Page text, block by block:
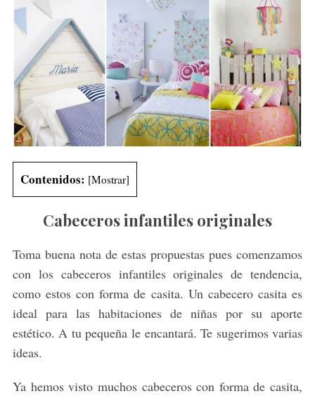
Contenidos: [Mostrar]
Cabeceros infantiles originales
Toma buena nota de estas propuestas pues comenzamos
con los cabeceros infantiles originales de tendencia,
como estos con forma de casita. Un cabecero casita es
ideal para las habitaciones de niñas por su aporte
estético. A tu pequeña le encantará. Te sugerimos varias
ideas.
Ya hemos visto muchos cabeceros con forma de casita,